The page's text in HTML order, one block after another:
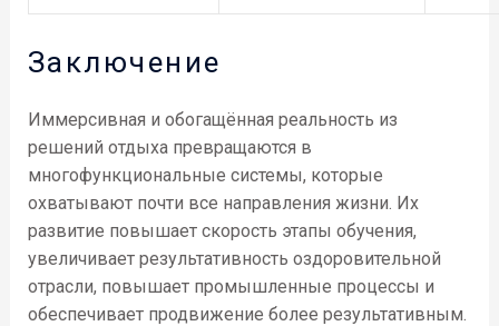
Заключение
Иммерсивная и обогащённая реальность из
решений отдыха превращаются в
многофункциональные системы, которые
охватывают почти все направления жизни. Их
развитие повышает скорость этапы обучения,
увеличивает результативность оздоровительной
отрасли, повышает промышленные процессы и
обеспечивает продвижение более результативным.